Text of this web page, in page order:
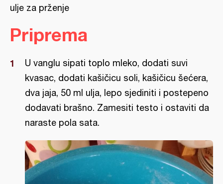
ulje za prženje
Priprema
U vanglu sipati toplo mleko, dodati suvi
kvasac, dodati kašičicu soli, kašičicu šećera,
dva jaja, 50 ml ulja, lepo sjediniti i postepeno
dodavati brašno. Zamesiti testo i ostaviti da
naraste pola sata.